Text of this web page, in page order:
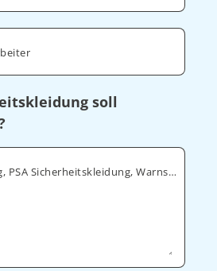
soll
Standard Arbeitskleidung, PSA Sicherheitskleidung, Warnschutz, ESD